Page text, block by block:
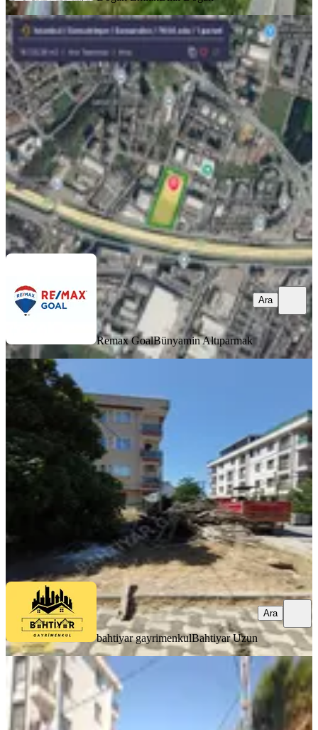
%10
Samandıra Anadolu Otoyoluna
95metre Cepheli 8400 M2 Kiralık
Arsa
Sancaktepe, Eyüp Sultan Mahallesi
8400 m²· 208/m²· 29.06.2026
1.750.000 ₺1.950.000 ₺
Remax GoalBünyamin Altıparmak
Ara
Remax GoalBünyamin Altıparmak
Ara
Kiralık 315m2 Arsa
Sancaktepe, Fatih Mahallesi
315 m²· 95/m²·
30.000 ₺
bahtiyar gayrimenkul Bahtiyar Uzun
bahtiyar gayrimenkulBahtiyar Uzun
Ara
S.b.o'dan Depolamaya Uygun 250m2
Kiralık Arsa
Sancaktepe, Osmangazi Mahallesi